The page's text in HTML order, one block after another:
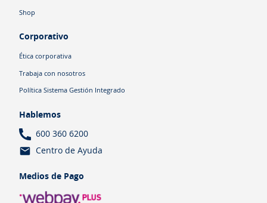
Shop
Corporativo
Ética corporativa
Trabaja con nosotros
Política Sistema Gestión Integrado
Hablemos
600 360 6200
Centro de Ayuda
Medios de Pago